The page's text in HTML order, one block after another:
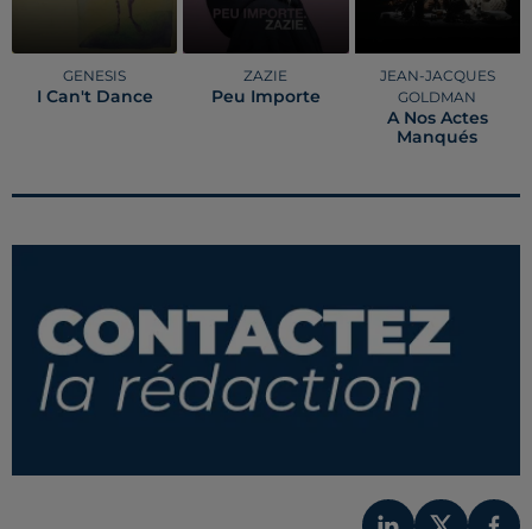
GENESIS
I Can't Dance
ZAZIE
Peu Importe
JEAN-JACQUES
GOLDMAN
A Nos Actes
Manqués